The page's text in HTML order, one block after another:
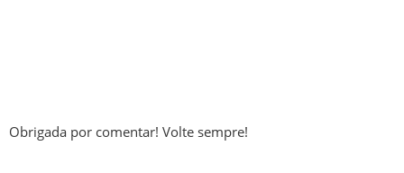
Obrigada por comentar! Volte sempre!